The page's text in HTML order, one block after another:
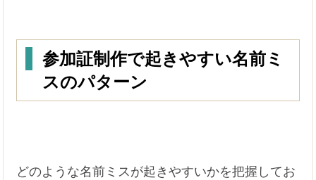
参加証制作で起きやすい名前ミ
スのパターン
どのような名前ミスが起きやすいかを把握してお